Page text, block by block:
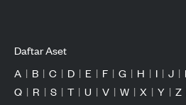
Daftar Aset
A | B | C | D | E | F | G | H | I | J |
Q | R | S | T | U | V | W | X | Y | Z